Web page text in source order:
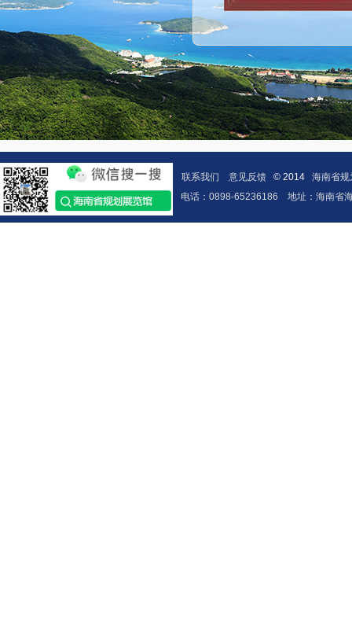
联系我们 意见反馈 © 2014
海南省规
电话：0898-65236186
地址：海南省